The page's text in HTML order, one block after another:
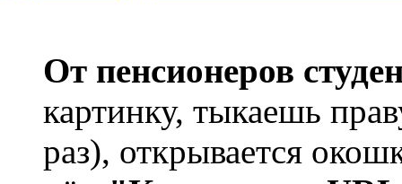
От пенсионеров
картинку, тыкаешь
раз), открывается